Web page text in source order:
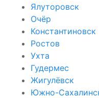
Ялуторовск
Очёр
Константиновск
Ростов
Ухта
Гудермес
Жигулёвск
Южно-